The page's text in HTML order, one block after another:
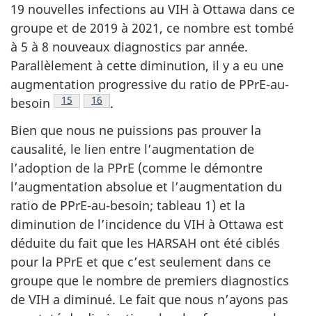
19 nouvelles infections au VIH à Ottawa dans ce
groupe et de 2019 à 2021, ce nombre est tombé
à 5 à 8 nouveaux diagnostics par année.
Parallèlement à cette diminution, il y a eu une
augmentation progressive du ratio de PPrE-au-
besoin
Note de bas de page
15 Note de bas de page
16
.
Bien que nous ne puissions pas prouver la
causalité, le lien entre l’augmentation de
l’adoption de la PPrE (comme le démontre
l’augmentation absolue et l’augmentation du
ratio de PPrE-au-besoin; tableau 1) et la
diminution de l’incidence du VIH à Ottawa est
déduite du fait que les HARSAH ont été ciblés
pour la PPrE et que c’est seulement dans ce
groupe que le nombre de premiers diagnostics
de VIH a diminué. Le fait que nous n’ayons pas